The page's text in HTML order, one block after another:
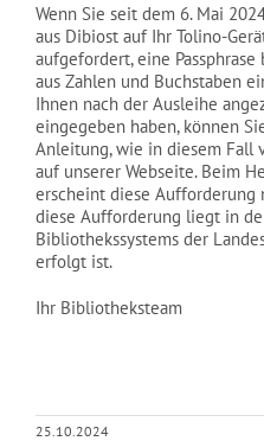
Wenn Sie seit dem 6. Mai
aus Dibiost auf Ihr Tolino-
aufgefordert, eine
aus Zahlen und Buchstaben
Ihnen nach der Ausleihe
eingegeben haben, können
Anleitung, wie in diesem Fall
auf unserer Webseite. Beim
erscheint diese Aufforderung
diese Aufforderung liegt in
Bibliothekssystems der
erfolgt ist.
Ihr Bibliotheksteam
25.10.2024